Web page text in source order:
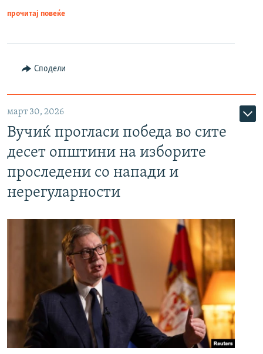
прочитај повеќе
Сподели
март 30, 2026
Вучиќ прогласи победа во сите
десет општини на изборите
проследени со напади и
нерегуларности